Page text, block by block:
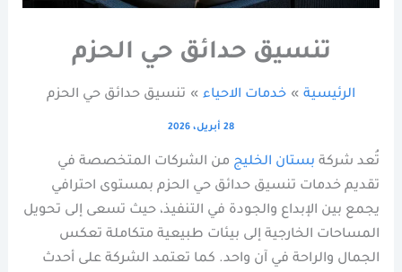
تنسيق حدائق حي الحزم
الرئيسية خدمات الاحياء تنسيق حدائق حي الحزم
28 أبريل، 2026
تُعد شركة بستان الخليج من الشركات المتخصصة في
تقديم خدمات تنسيق حدائق حي الحزم بمستوى احترافي
يجمع بين الإبداع والجودة في التنفيذ، حيث تسعى إلى تحويل
المساحات الخارجية إلى بيئات طبيعية متكاملة تعكس
الجمال والراحة في آن واحد. كما تعتمد الشركة على أحدث